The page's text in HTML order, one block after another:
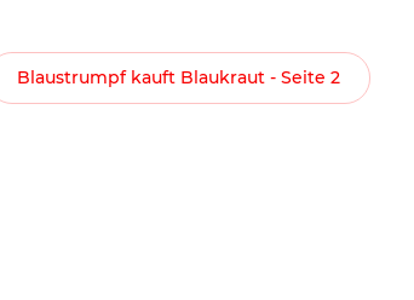
Blaustrumpf kauft Blaukraut - Seite 2